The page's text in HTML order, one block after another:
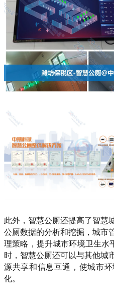
此外，智慧公厕还提高了智慧
公厕数据的分析和挖掘，城市
理策略，提升城市环境卫生水
时，智慧公厕还可以与其他城
源共享和信息互通，使城市
化。